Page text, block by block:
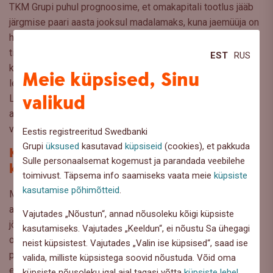
EST RUS
Meie küpsised, Sinu
valikud
Eestis registreeritud Swedbanki
Grupiüksused kasutavadküpsiseid (cookies), et pakkuda
Sulle personaalsemat kogemust ja parandada veebilehe
toimivust. Täpsema info saamiseks vaata meieküpsiste
kasutamise põhimõtteid.
Vajutades „Nõustun“, annad nõusoleku kõigi küpsiste
kasutamiseks. Vajutades „Keeldun“, ei nõustu Sa ühegagi
neist küpsistest. Vajutades „Valin ise küpsised“, saad ise
valida, milliste küpsistega soovid nõustuda. Võid oma
TKM Grupi puhul prognoosime, et omakapitali tootlus jääb
järgmise paari aasta jooksul madalamaks, kuna jaemüüja on
hiljuti omandanud automüügiesindusija seisab silmitsi
tiheneva konkurentsiga. Samal ajal võib 2026. aastal
kaotatud maksuküür pakkuda Selverile mõningast
leevendust ja pehmendada energiahinnašoki mõju.
Lõpetuseks näeme Novaturase jaoks järjekordset keerulist
aastat, mis on tingitud tiheda konkurentsi, kallimate
veoteenuste ja ebakindla finantsolukorra koosmõjust.
Kinnisvarasektor: avaneb
kasvupotentsiaal
Meie vaadeldavad kinnisvarasektori ettevõtted pakuvad
aga mõningat lootust. Piirkondlik kaitsekulutuste buum
jõudis lõpuks Merko Ehituseni Rūdninkai hanke kujul (millel
on ka indekseerimismehhanismid). Koos Rail Balticu
projektide hoogustumisega on Merkol 2026. aastal ja
edaspidi tööd küllaga.